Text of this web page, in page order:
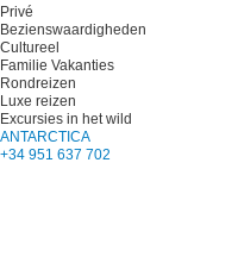
Privé
Bezienswaardigheden
Cultureel
Familie Vakanties
Rondreizen
Luxe reizen
Excursies in het wild
ANTARCTICA
+34 951 637 702